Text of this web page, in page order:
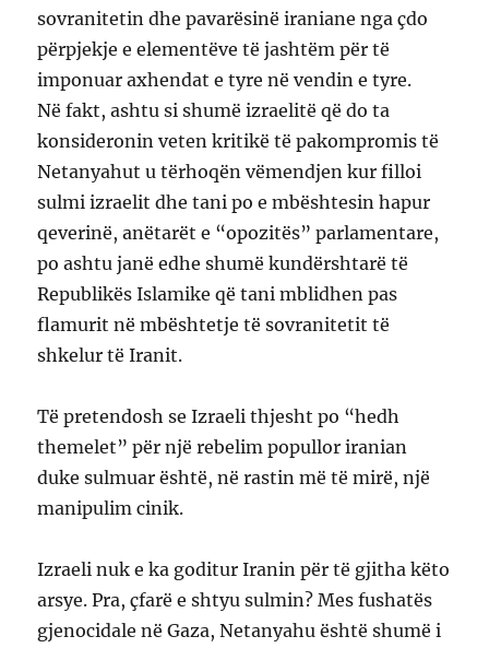
sovranitetin dhe pavarësinë iraniane nga çdo
përpjekje e elementëve të jashtëm për të
imponuar axhendat e tyre në vendin e tyre.
Në fakt, ashtu si shumë izraelitë që do ta
konsideronin veten kritikë të pakompromis të
Netanyahut u tërhoqën vëmendjen kur filloi
sulmi izraelit dhe tani po e mbështesin hapur
qeverinë, anëtarët e “opozitës” parlamentare,
po ashtu janë edhe shumë kundërshtarë të
Republikës Islamike që tani mblidhen pas
flamurit në mbështetje të sovranitetit të
shkelur të Iranit.
Të pretendosh se Izraeli thjesht po “hedh
themelet” për një rebelim popullor iranian
duke sulmuar është, në rastin më të mirë, një
manipulim cinik.
Izraeli nuk e ka goditur Iranin për të gjitha këto
arsye. Pra, çfarë e shtyu sulmin? Mes fushatës
gjenocidale në Gaza, Netanyahu është shumë i